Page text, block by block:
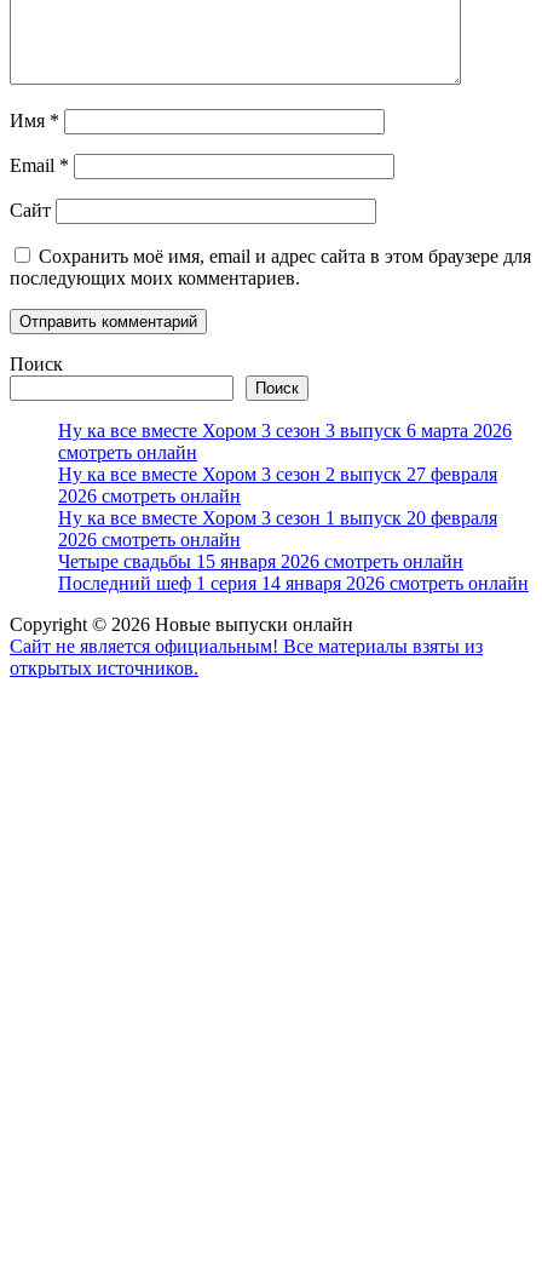
Имя *
Email *
Сайт
Сохранить моё имя, email и адрес сайта в этом браузере для
последующих моих комментариев.
Поиск
Поиск
Ну ка все вместе Хором 3 сезон 3 выпуск 6 марта 2026
смотреть онлайн
Ну ка все вместе Хором 3 сезон 2 выпуск 27 февраля
2026 смотреть онлайн
Ну ка все вместе Хором 3 сезон 1 выпуск 20 февраля
2026 смотреть онлайн
Четыре свадьбы 15 января 2026 смотреть онлайн
Последний шеф 1 серия 14 января 2026 смотреть онлайн
Copyright © 2026 Новые выпуски онлайн
Сайт не является официальным! Все материалы взяты из
открытых источников.